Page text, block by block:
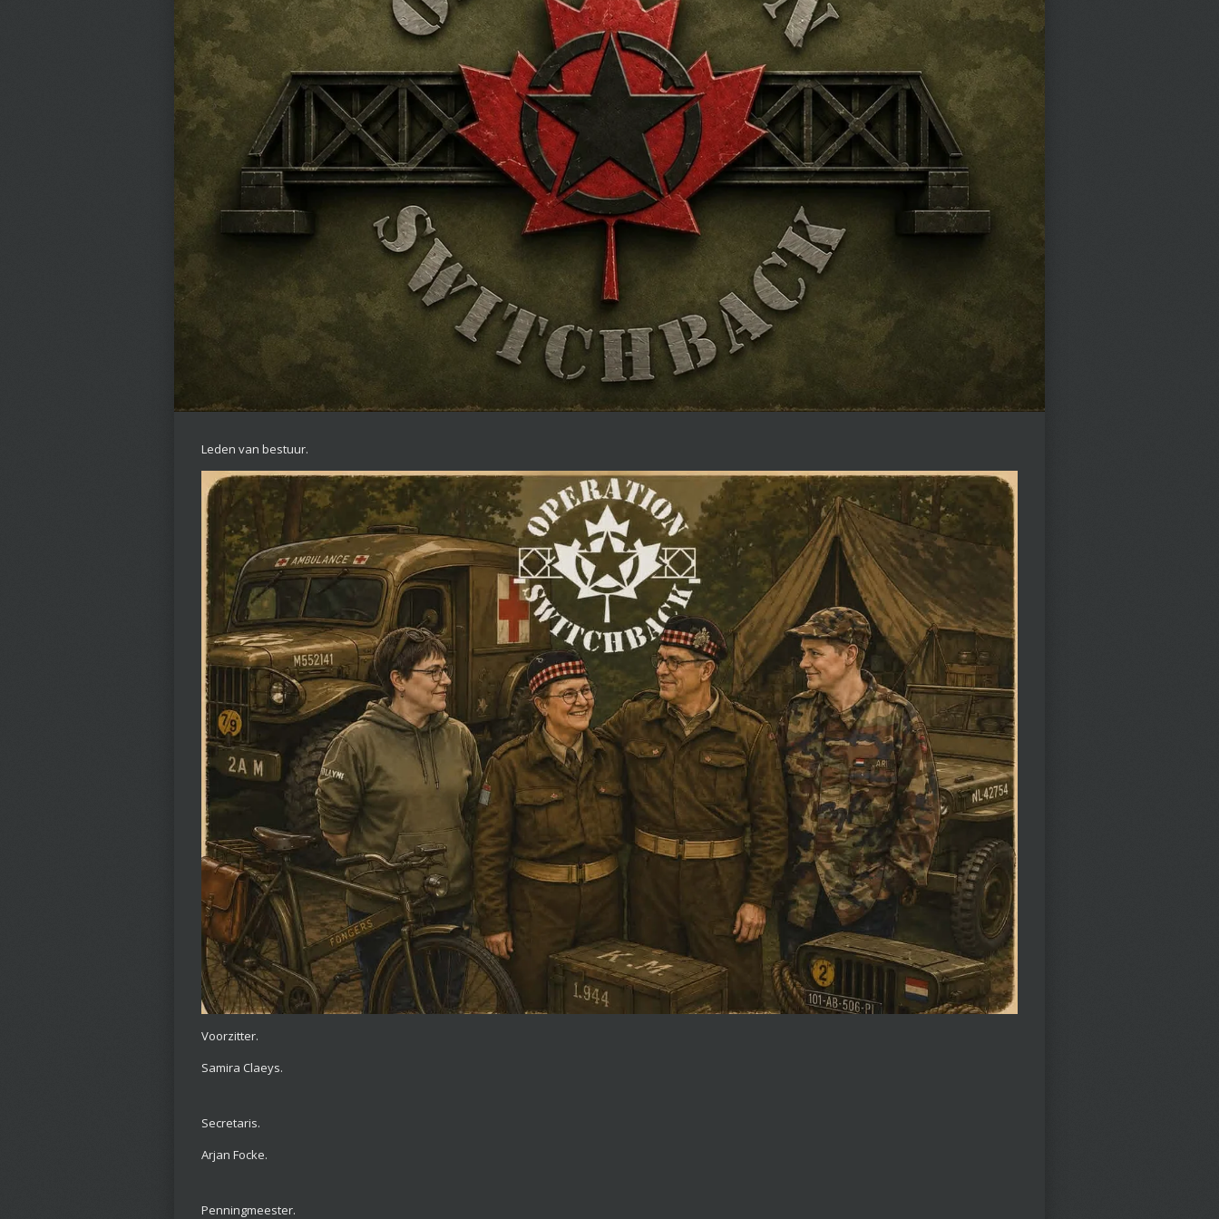
Leden van bestuur.
Voorzitter.
Samira Claeys.
Secretaris.
Arjan Focke.
Penningmeester.